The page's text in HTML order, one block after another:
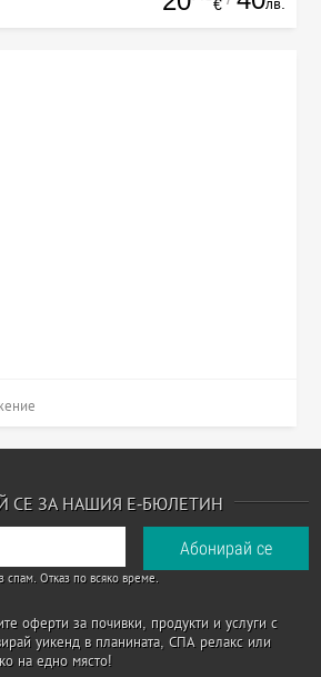
€
СЕ ЗА НАШИЯ Е-БЮЛЕТИН
спам. Отказ по всяко време.
оферти за почивки, продукти и услуги с
уикенд в планината, СПА релакс или
на едно място!